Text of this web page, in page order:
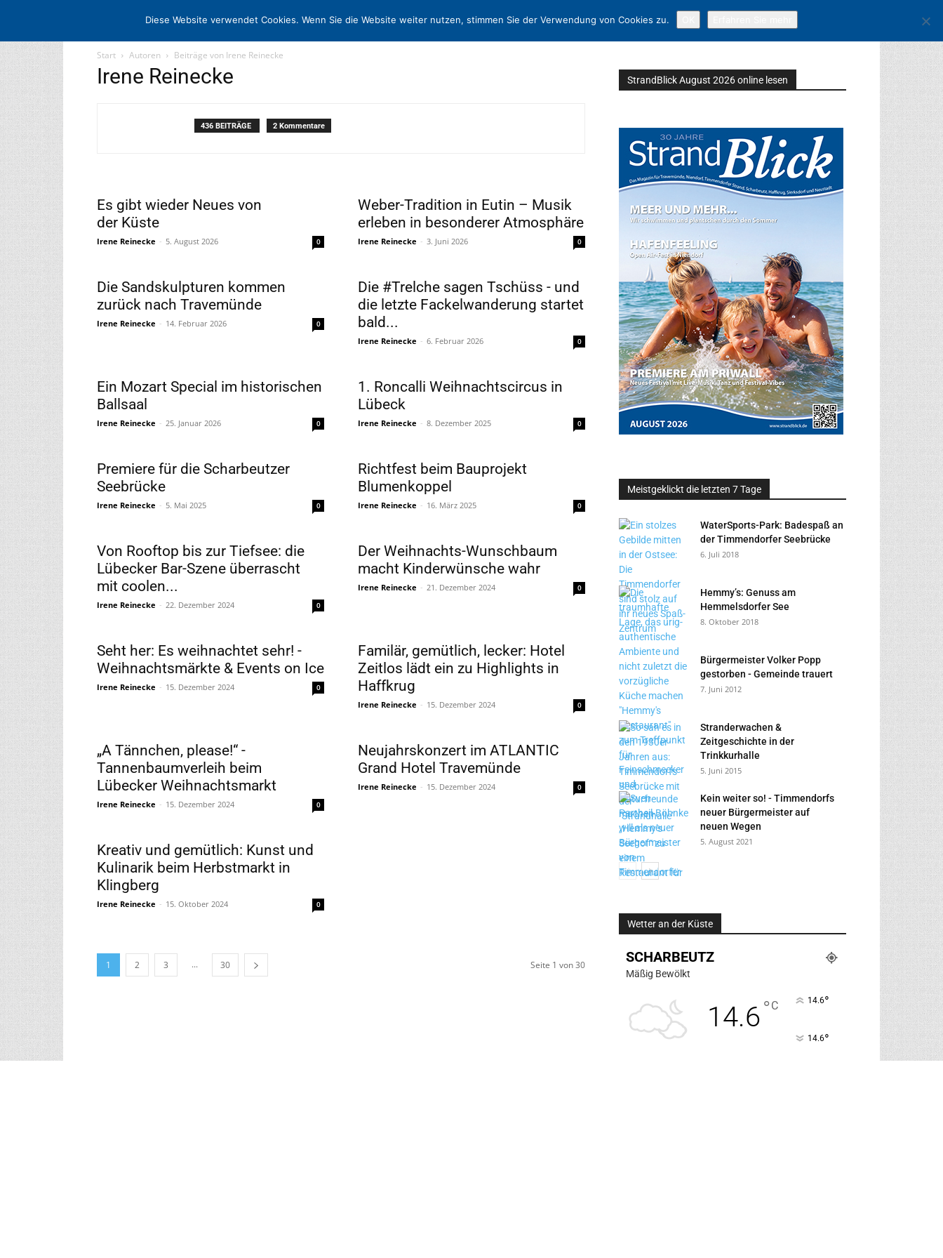
STARTSEITE ARCHIV MEDIADATEN KONTAKT
Start Autoren Beiträge von Irene Reinecke
Irene Reinecke
436 BEITRÄGE 2 Kommentare
Es gibt wieder Neues von
der Küste
Irene Reinecke - 5. August 2026 0
Weber-Tradition in Eutin – Musik
erleben in besonderer Atmosphäre
Irene Reinecke - 3. Juni 2026 0
Die Sandskulpturen kommen
zurück nach Travemünde
Irene Reinecke - 14. Februar 2026 0
Die #Trelche sagen Tschüss - und
die letzte Fackelwanderung startet
bald...
Irene Reinecke - 6. Februar 2026 0
Ein Mozart Special im historischen
Ballsaal
Irene Reinecke - 25. Januar 2026 0
1. Roncalli Weihnachtscircus in
Lübeck
Irene Reinecke - 8. Dezember 2025 0
Premiere für die Scharbeutzer
Seebrücke
Irene Reinecke - 5. Mai 2025 0
Richtfest beim Bauprojekt
Blumenkoppel
Irene Reinecke - 16. März 2025 0
Von Rooftop bis zur Tiefsee: die
Lübecker Bar-Szene überrascht
mit coolen...
Irene Reinecke - 22. Dezember 2024 0
Der Weihnachts-Wunschbaum
macht Kinderwünsche wahr
Irene Reinecke - 21. Dezember 2024 0
Seht her: Es weihnachtet sehr! -
Weihnachtsmärkte & Events on Ice
Irene Reinecke - 15. Dezember 2024 0
Familär, gemütlich, lecker: Hotel
Zeitlos lädt ein zu Highlights in
Haffkrug
Irene Reinecke - 15. Dezember 2024 0
„A Tännchen, please!“ -
Tannenbaumverleih beim
Lübecker Weihnachtsmarkt
Irene Reinecke - 15. Dezember 2024 0
Neujahrskonzert im ATLANTIC
Grand Hotel Travemünde
Irene Reinecke - 15. Dezember 2024 0
Kreativ und gemütlich: Kunst und
Kulinarik beim Herbstmarkt in
Klingberg
Irene Reinecke - 15. Oktober 2024 0
1 2 3 ... 30 Seite 1 von 30
StrandBlick August 2026 online lesen
Meistgeklickt die letzten 7 Tage
WaterSports-Park: Badespaß an
der Timmendorfer Seebrücke
6. Juli 2018
Hemmy’s: Genuss am
Hemmelsdorfer See
8. Oktober 2018
Bürgermeister Volker Popp
gestorben - Gemeinde trauert
7. Juni 2012
Stranderwachen &
Zeitgeschichte in der
Trinkkurhalle
5. Juni 2015
Kein weiter so! - Timmendorfs
neuer Bürgermeister auf
neuen Wegen
5. August 2021
Wetter an der Küste
SCHARBEUTZ
Mäßig Bewölkt
14.6°C 14.6°
14.6°
Diese Website verwendet Cookies. Wenn Sie die Website weiter nutzen, stimmen Sie der Verwendung von Cookies zu.